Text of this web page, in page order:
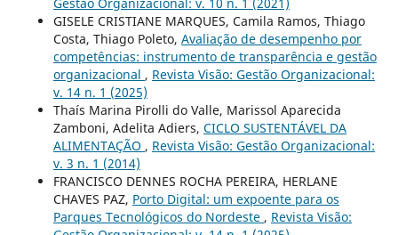
GISELE CRISTIANE MARQUES, Camila Ramos, Thiago
Costa, Thiago Poleto, Avaliação de desempenho por
competências: instrumento de transparência e gestão
organizacional , Revista Visão: Gestão Organizacional:
v. 14 n. 1 (2025)
Thaís Marina Pirolli do Valle, Marissol Aparecida
Zamboni, Adelita Adiers, CICLO SUSTENTÁVEL DA
ALIMENTAÇÃO , Revista Visão: Gestão Organizacional:
v. 3 n. 1 (2014)
FRANCISCO DENNES ROCHA PEREIRA, HERLANE
CHAVES PAZ, Porto Digital: um expoente para os
Parques Tecnológicos do Nordeste , Revista Visão: